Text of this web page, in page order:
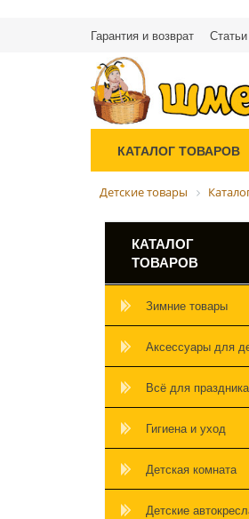
Гарантия и возврат Статьи
КАТАЛОГ ТОВАРОВ
Детские товары
КАТАЛОГ
ТОВАРОВ
Зимние товары
Аксессуары для
Всё для праздника
Гигиена и уход
Детская комната
Детские